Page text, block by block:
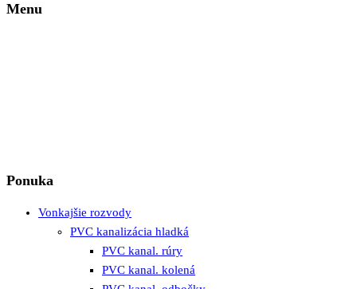
Menu
Ponuka
Vonkajšie rozvody
PVC kanalizácia hladká
PVC kanal. rúry
PVC kanal. kolená